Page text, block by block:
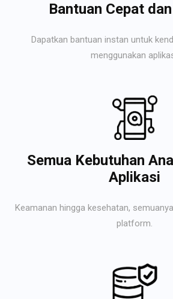
Bantuan Cepat
Dapatkan bantuan instan untuk
menggunakan
Semua Kebutuhan
Aplikasi
Keamanan hingga kesehatan,
platform.